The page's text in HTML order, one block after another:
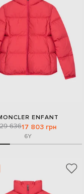
ENFANT
63617 803 грн
6Y